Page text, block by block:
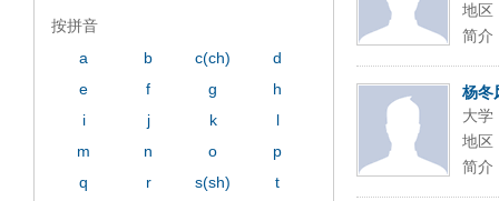
地区
简介
杨冬
大学
地区
简介
按拼音
a
b c(ch)
d
e
f g
h
i
j k
l
m
n o
p
q
r s(sh)
t